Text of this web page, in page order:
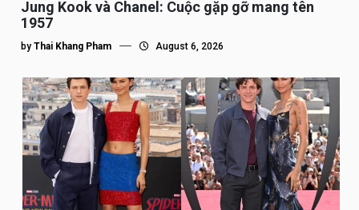
Jung Kook và Chanel: Cuộc gặp gỡ mang tên
1957
by Thai Khang Pham August 6, 2026